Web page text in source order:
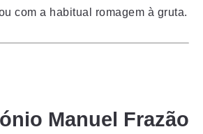
com a habitual romagem à gruta.
Manuel Frazão